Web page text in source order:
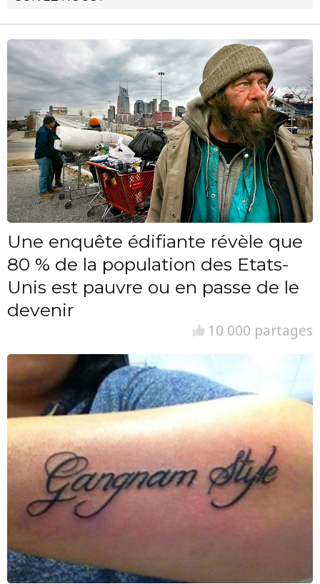
Une enquête édifiante révèle que
80 % de la population des Etats-
Unis est pauvre ou en passe de le
devenir
10 000 partages